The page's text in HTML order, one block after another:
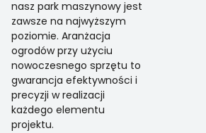
nasz park maszynowy jest
zawsze na najwyższym
poziomie. Aranżacja
ogrodów przy użyciu
nowoczesnego sprzętu to
gwarancja efektywności i
precyzji w realizacji
każdego elementu
projektu.